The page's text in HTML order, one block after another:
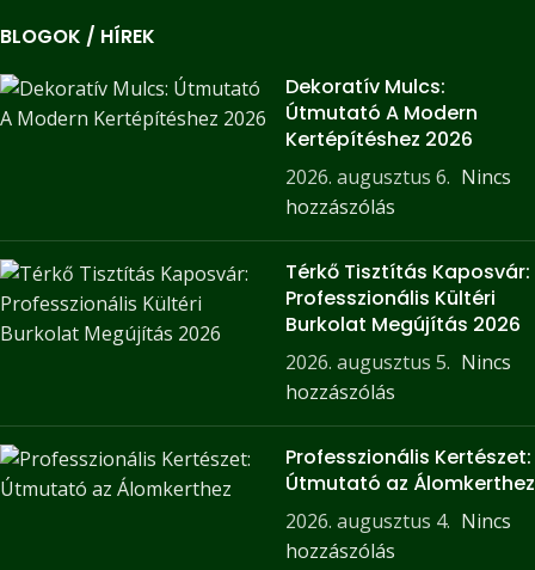
BLOGOK / HÍREK
Dekoratív Mulcs:
Útmutató A Modern
Kertépítéshez 2026
2026. augusztus 6. Nincs
hozzászólás
Térkő Tisztítás Kaposvár:
Professzionális Kültéri
Burkolat Megújítás 2026
2026. augusztus 5. Nincs
hozzászólás
Professzionális Kertészet:
Útmutató az Álomkerthez
2026. augusztus 4. Nincs
hozzászólás